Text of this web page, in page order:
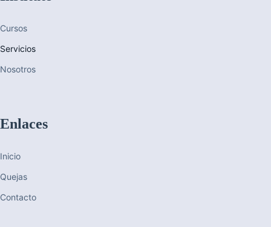
Cursos
Servicios
Nosotros
Enlaces
Inicio
Quejas
Contacto